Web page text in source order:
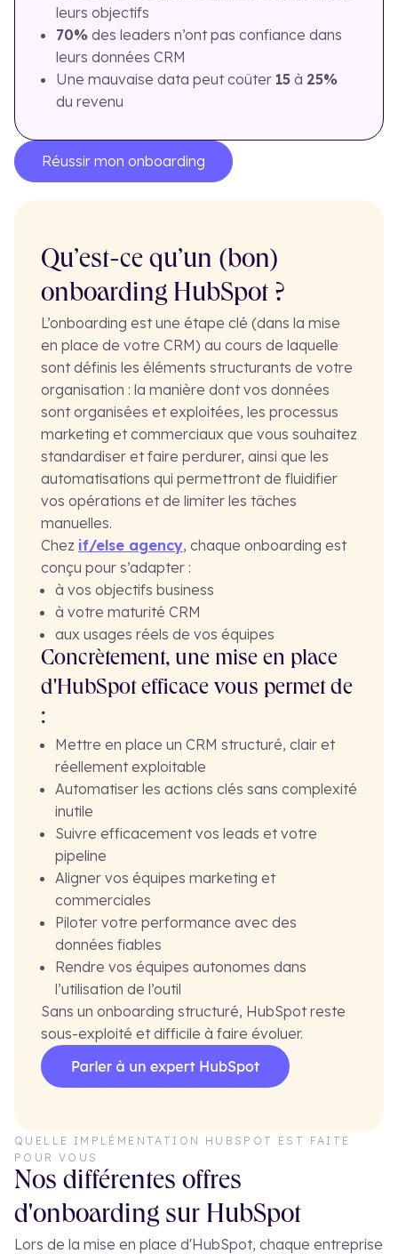
leurs objectifs
70% des leaders n’ont pas confiance dans
leurs données CRM
Une mauvaise data peut coûter 15 à 25%
du revenu
Réussir mon onboarding
Qu’est-ce qu’un (bon)
onboarding HubSpot ?
L’onboarding est une étape clé (dans la mise
en place de votre CRM) au cours de laquelle
sont définis les éléments structurants de votre
organisation : la manière dont vos données
sont organisées et exploitées, les processus
marketing et commerciaux que vous souhaitez
standardiser et faire perdurer, ainsi que les
automatisations qui permettront de fluidifier
vos opérations et de limiter les tâches
manuelles.
Chez if/else agency, chaque onboarding est
conçu pour s’adapter :
à vos objectifs business
à votre maturité CRM
aux usages réels de vos équipes
Concrètement, une mise en place
d'HubSpot efficace vous permet de
:
Mettre en place un CRM structuré, clair et
réellement exploitable
Automatiser les actions clés sans complexité
inutile
Suivre efficacement vos leads et votre
pipeline
Aligner vos équipes marketing et
commerciales
Piloter votre performance avec des
données fiables
Rendre vos équipes autonomes dans
l’utilisation de l’outil
Sans un onboarding structuré, HubSpot reste
sous-exploité et difficile à faire évoluer.
QUELLE IMPLÉMENTATION HUBSPOT EST FAITE
POUR VOUS
Nos différentes offres
d'onboarding sur HubSpot
Lors de la mise en place d'HubSpot, chaque entreprise